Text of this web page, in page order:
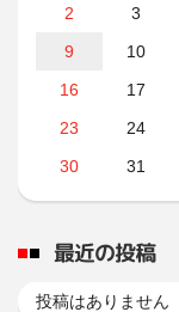
2
3
9
10
16
17
23
24
30
31
最近の投稿
投稿はありません